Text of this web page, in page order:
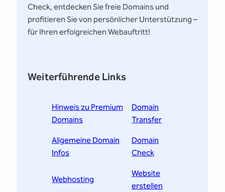
Check, entdecken Sie freie Domains und
profitieren Sie von persönlicher Unterstützung –
für Ihren erfolgreichen Webauftritt!
Weiterführende Links
Hinweis zu Premium
Domains
Domain
Transfer
Allgemeine Domain
Infos
Domain
Check
Webhosting
Website
erstellen